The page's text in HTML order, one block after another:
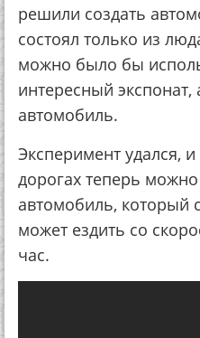
решили создать
состоял только из
можно было бы
интересный
автомобиль.
Эксперимент удался,
дорогах теперь
автомобиль, который
может ездить со
час.